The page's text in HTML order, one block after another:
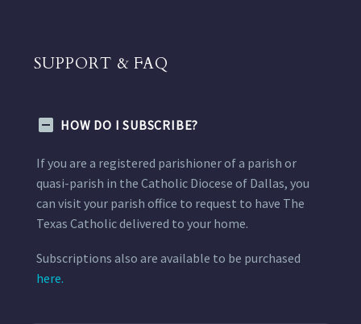
SUPPORT & FAQ
HOW DO I SUBSCRIBE?
If you are a registered parishioner of a parish or
quasi-parish in the Catholic Diocese of Dallas, you
can visit your parish office to request to have The
Texas Catholic delivered to your home.
Subscriptions also are available to be purchased
here.